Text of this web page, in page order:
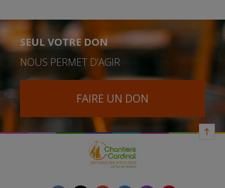
SEUL VOTRE DON
NOUS PERMET D’AGIR
FAIRE UN DON